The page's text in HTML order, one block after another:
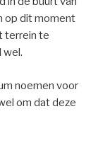
op dit moment
terrein te
wel.
noemen voor
om dat deze